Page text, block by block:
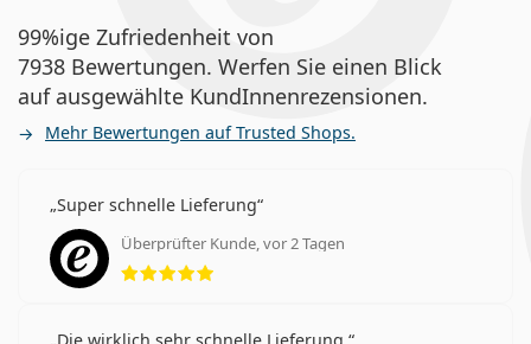
99%ige Zufriedenheit von
7938 Bewertungen. Werfen Sie einen Blick
auf ausgewählte KundInnenrezensionen.
Mehr Bewertungen auf Trusted Shops.
Super schnelle Lieferung
Überprüfter Kunde, vor 2 Tagen
Bewertung 5 aus 5